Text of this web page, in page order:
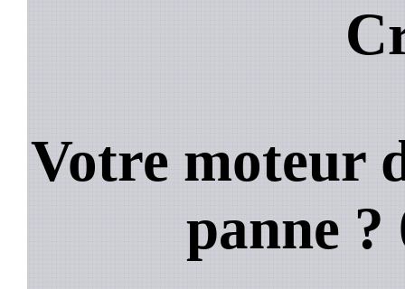
Votre moteur
panne ?